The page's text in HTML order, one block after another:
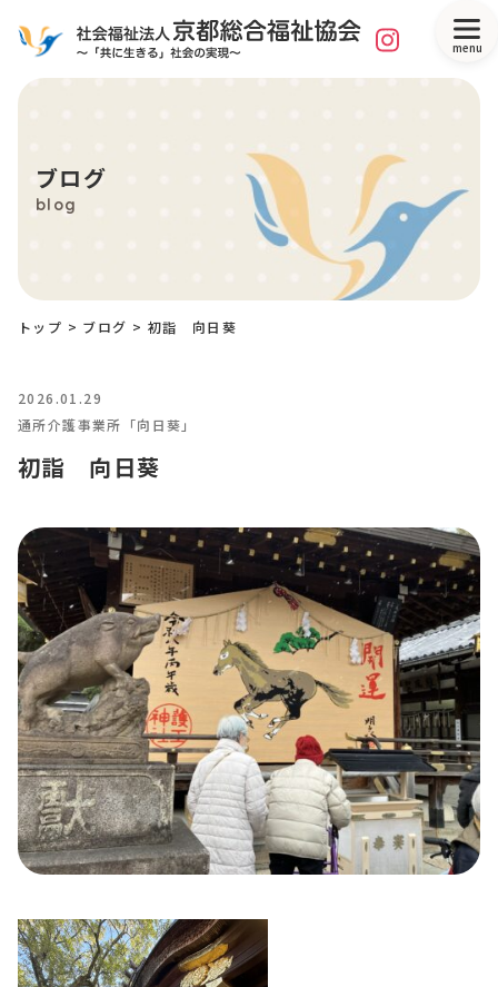
menu
ブログ
blog
トップ > ブログ > 初詣 向日葵
2026.01.29
通所介護事業所「向日葵」
初詣 向日葵